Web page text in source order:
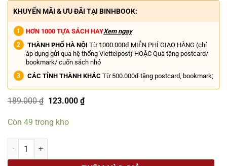
KHUYẾN MÃI & ƯU ĐÃI TẠI BINHBOOK:
HƠN 1000 TỰA SÁCH HAYXem ngay
THÀNH PHỐ HÀ NỘI Từ 1000.000đ MIỄN PHÍ GIAO HÀNG (chỉ
áp dụng gửi qua hệ thống Viettelpost) HOẶC Quà tặng postcard/
bookmark/ cuốn sách nhỏ
CÁC TỈNH THÀNH KHÁC Từ 500.000đ tặng postcard, bookmark;
189.000₫ Giá
189.000 ₫.
123.000 ₫Giá
hiện
Còn 49 trong kho
HỌC TẬP SUỐT ĐỜI – THE LIFELONG LEARNER – Peter Hollins -